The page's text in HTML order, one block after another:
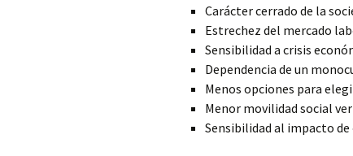
Carácter cerrado de la
Estrechez del mercado
Sensibilidad a crisis
Dependencia de un
Menos opciones para
Menor movilidad social
Sensibilidad al impacto